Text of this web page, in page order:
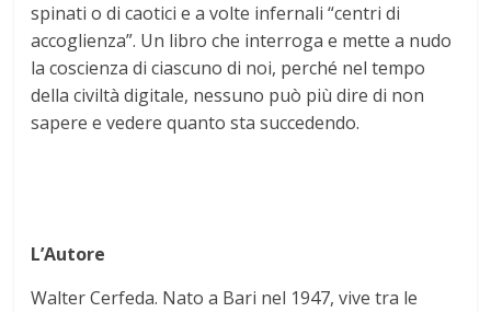
spinati o di caotici e a volte infernali “centri di
accoglienza”. Un libro che interroga e mette a nudo
la coscienza di ciascuno di noi, perché nel tempo
della civiltà digitale, nessuno può più dire di non
sapere e vedere quanto sta succedendo.
L’Autore
Walter Cerfeda. Nato a Bari nel 1947, vive tra le